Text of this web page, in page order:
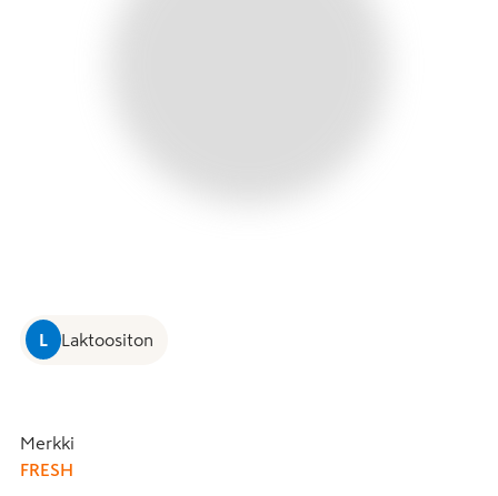
L Laktoositon
Merkki
FRESH